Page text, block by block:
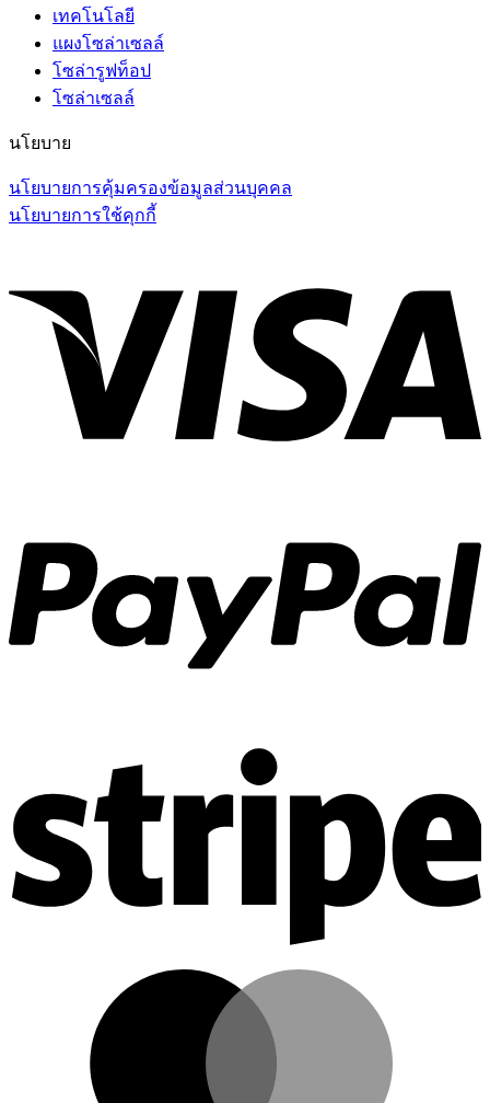
เทคโนโลยี
แผงโซล่าเซลล์
โซล่ารูฟท็อป
โซล่าเซลล์
นโยบาย
นโยบายการคุ้มครองข้อมูลส่วนบุคคล
นโยบายการใช้คุกกี้